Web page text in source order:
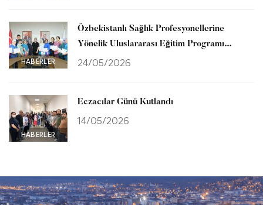
HABERLER
Özbekistanlı Sağlık Profesyonellerine
Yönelik Uluslararası Eğitim Programı
Tamamlandı
24/05/2026
HABERLER
Eczacılar Günü Kutlandı
14/05/2026